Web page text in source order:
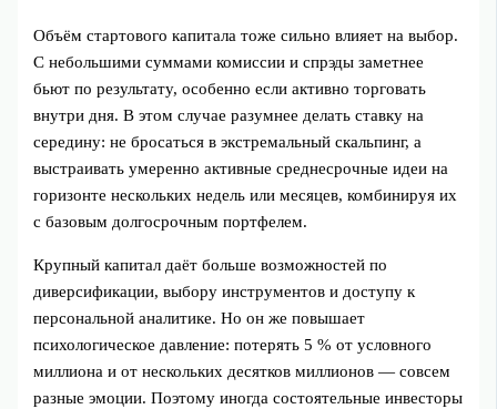
Объём стартового капитала тоже сильно влияет на выбор.
С небольшими суммами комиссии и спрэды заметнее
бьют по результату, особенно если активно торговать
внутри дня. В этом случае разумнее делать ставку на
середину: не бросаться в экстремальный скальпинг, а
выстраивать умеренно активные среднесрочные идеи на
горизонте нескольких недель или месяцев, комбинируя их
с базовым долгосрочным портфелем.
Крупный капитал даёт больше возможностей по
диверсификации, выбору инструментов и доступу к
персональной аналитике. Но он же повышает
психологическое давление: потерять 5 % от условного
миллиона и от нескольких десятков миллионов — совсем
разные эмоции. Поэтому иногда состоятельные инвесторы